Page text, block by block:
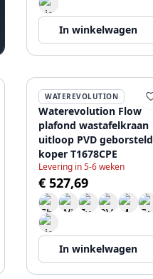
In winkelwagen
WATEREVOLUTION
Waterevolution Flow
plafond wastafelkraan
uitloop PVD geborsteld
koper T1678CPE
Levering in 5-6 weken
€ 527,69
In winkelwagen